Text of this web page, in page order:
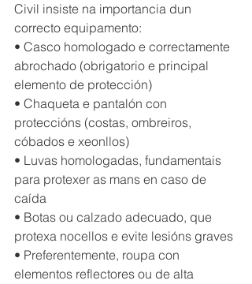
Civil insiste na importancia dun
correcto equipamento:
• Casco homologado e correctamente
abrochado (obrigatorio e principal
elemento de protección)
• Chaqueta e pantalón con
proteccións (costas, ombreiros,
cóbados e xeonllos)
• Luvas homologadas, fundamentais
para protexer as mans en caso de
caída
• Botas ou calzado adecuado, que
protexa nocellos e evite lesións graves
• Preferentemente, roupa con
elementos reflectores ou de alta